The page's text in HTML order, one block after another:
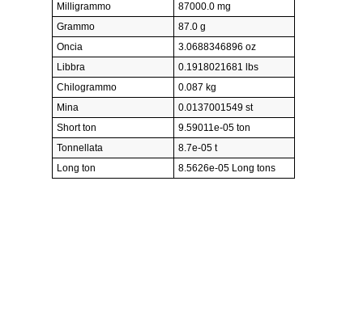
Milligrammo
87000.0 mg
Grammo
87.0 g
Oncia
3.0688346896 oz
Libbra
0.1918021681 lbs
Chilogrammo
0.087 kg
Mina
0.0137001549 st
Short ton
9.59011e-05 ton
Tonnellata
8.7e-05 t
Long ton
8.5626e-05 Long tons